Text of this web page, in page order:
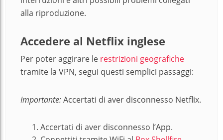
alla riproduzione.
Accedere al Netflix inglese
Per poter aggirare le restrizioni geografiche
tramite la VPN, segui questi semplici passaggi:
Importante:Accertati di aver disconnesso Netflix.
Accertati di aver disconnesso l’App.